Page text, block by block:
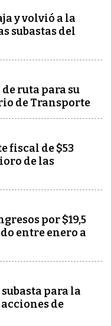
y volvió a la
subastas del
ruta para su
de Transporte
fiscal de $53
de las
por $19,5
entre enero a
para la
acciones de